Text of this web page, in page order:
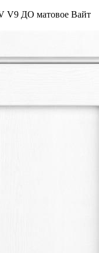
V9 ДО матовое Вайт